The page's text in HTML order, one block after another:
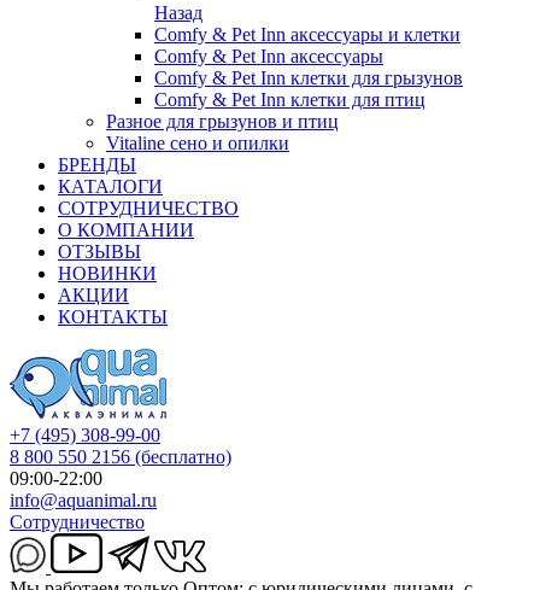
Назад
Comfy & Pet Inn аксессуары и клетки
Comfy & Pet Inn аксессуары
Comfy & Pet Inn клетки для грызунов
Comfy & Pet Inn клетки для птиц
Разное для грызунов и птиц
Vitaline сено и опилки
БРЕНДЫ
КАТАЛОГИ
СОТРУДНИЧЕСТВО
О КОМПАНИИ
ОТЗЫВЫ
НОВИНКИ
АКЦИИ
КОНТАКТЫ
+7 (495) 308-99-00
8 800 550 2156 (бесплатно)
09:00-22:00
info@aquanimal.ru
Сотрудничество